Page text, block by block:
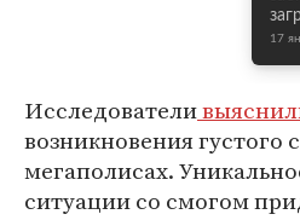
17
Исследователи
возникновения густого
мегаполисах.
ситуации со смогом